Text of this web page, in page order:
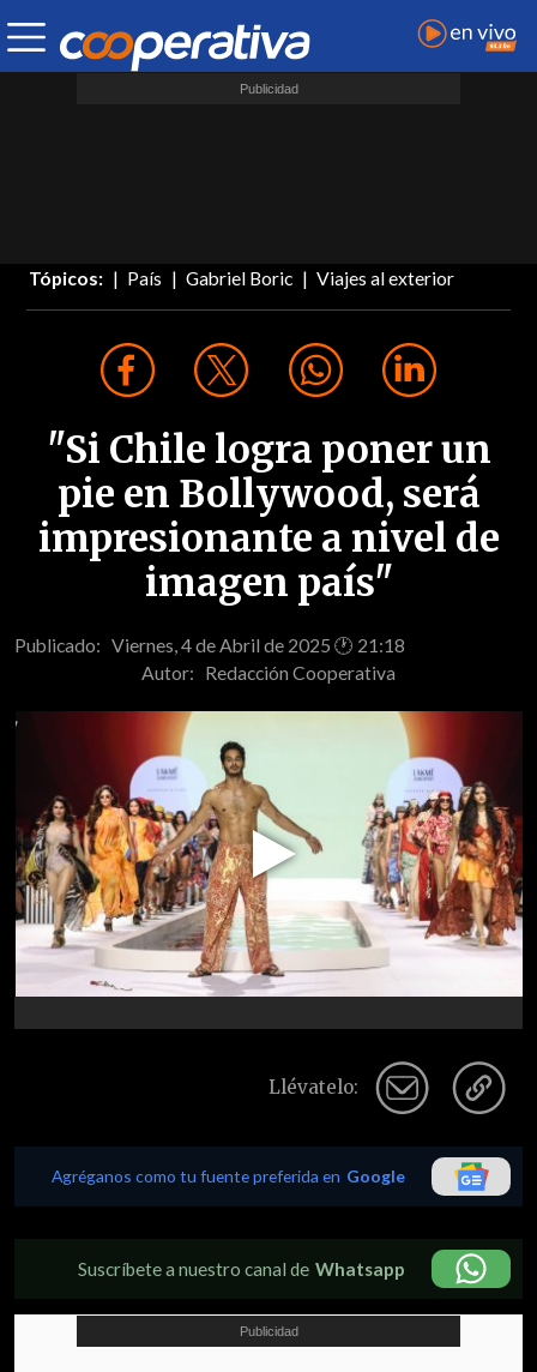
Tópicos: País Gabriel Boric Viajes al exterior
"Si Chile logra poner un
pie en Bollywood, será
impresionante a nivel de
imagen país"
Publicado: Viernes, 4 de Abril de 2025 🕐 21:18
Autor: Redacción Cooperativa
Play
Video
Llévatelo:
Agréganos como tu fuente preferida en Google
Suscríbete a nuestro canal de Whatsapp